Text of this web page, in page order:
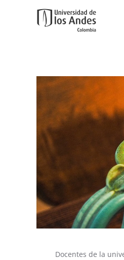
Ir al contenido principal
Docentes de la